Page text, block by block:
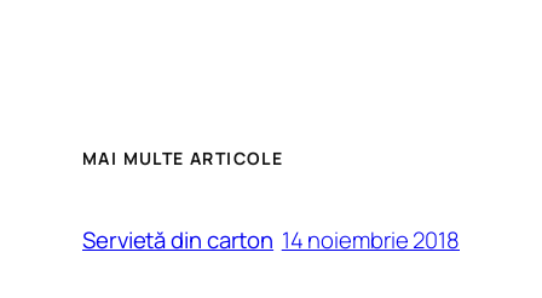
MAI MULTE ARTICOLE
Servietă din carton 14 noiembrie 2018